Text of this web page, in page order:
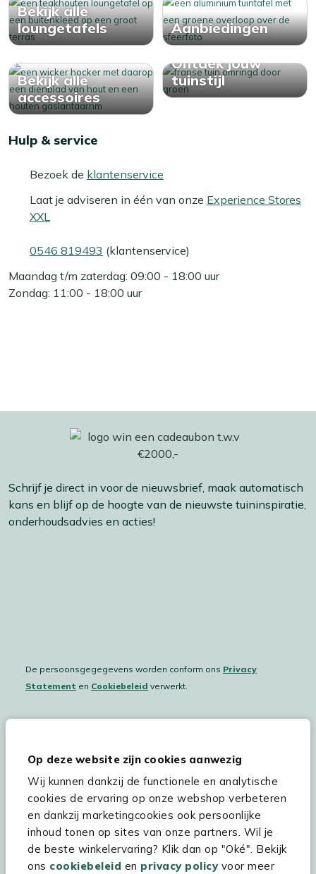
Op deze website zijn cookies aanwezig
Wij kunnen dankzij de functionele en analytische
cookies de ervaring op onze webshop verbeteren
en dankzij marketingcookies ook persoonlijke
inhoud tonen op sites van onze partners. Wil je
de beste winkelervaring? Klik dan op "Oké". Bekijk
ons cookiebeleid en privacy policyvoor meer
Bekijk alle
loungetafels
Aanbiedingen
Bekijk alle
accessoires
Ontdek jouw
tuinstijl
Hulp & service
Bezoek de klantenservice
Laat je adviseren in één van onze Experience Stores
XXL
0546 819493 (klantenservice)
Maandag t/m zaterdag: 09:00 - 18:00 uur
Zondag: 11:00 - 18:00 uur
Schrijf je direct in voor de nieuwsbrief, maak automatisch
kans en blijf op de hoogte van de nieuwste tuininspiratie,
onderhoudsadvies en acties!
De persoonsgegegevens worden conform ons Privacy
Statement en Cookiebeleid verwerkt.
Hulp & service
Assortiment
Kees Smit Tuinmeubelen
Experience Stores XXL